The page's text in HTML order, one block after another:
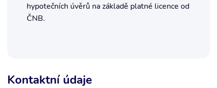
Kontaktní údaje
hypotečních úvěrů na základě platné licence od
ČNB.